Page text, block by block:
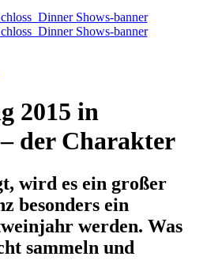
2015 in
der Charakter
wird es ein großer
besonders ein
werden. Was
sammeln und